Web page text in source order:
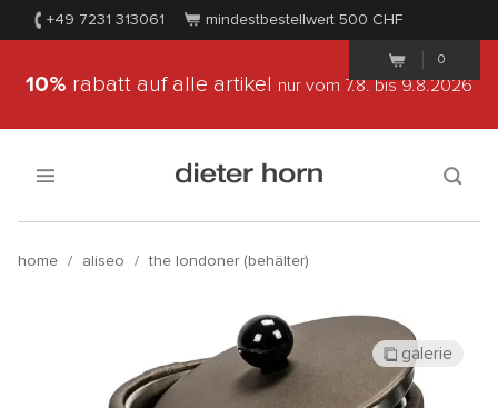
+49 7231 313061 mindestbestellwert 500 CHF
0
10% rabatt auf alle artikel nur vom 7.8.bis 9.8.2026
home / aliseo / the londoner (behälter)
galerie